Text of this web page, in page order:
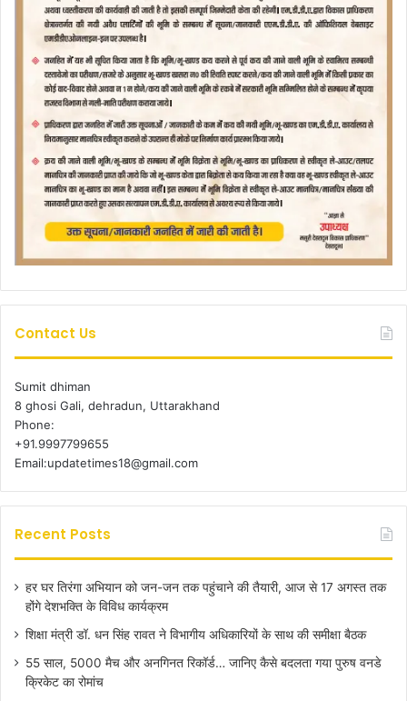
Contact Us
Sumit dhiman
8 ghosi Gali, dehradun, Uttarakhand
Phone:
+91.9997799655
Email:updatetimes18@gmail.com
Recent Posts
हर घर तिरंगा अभियान को जन-जन तक पहुंचाने की तैयारी, आज से 17 अगस्त तक
होंगे देशभक्ति के विविध कार्यक्रम
शिक्षा मंत्री डॉ. धन सिंह रावत ने विभागीय अधिकारियों के साथ की समीक्षा बैठक
55 साल, 5000 मैच और अनगिनत रिकॉर्ड… जानिए कैसे बदलता गया पुरुष वनडे
क्रिकेट का रोमांच